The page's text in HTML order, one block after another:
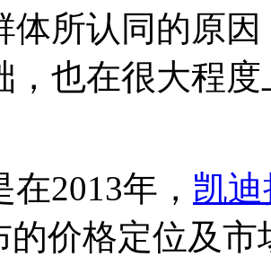
体所认同的原
，也在很大程
2013年， 凯
的价格定位及